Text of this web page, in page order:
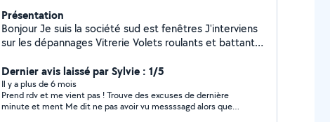
Présentation
Bonjour Je suis la société sud est fenêtres J'interviens
sur les dépannages Vitrerie Volets roulants et battants
pvc Pergolas Neuf et rénovation Porte de garage Et
portail
Dernier avis laissé par Sylvie : 1/5
Il y a plus de 6 mois
Prend rdv et me vient pas ! Trouve des excuses de dernière
minute et ment Me dit ne pas avoir vu messssagd alors que